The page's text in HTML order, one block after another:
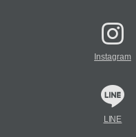
Instagram
LINE